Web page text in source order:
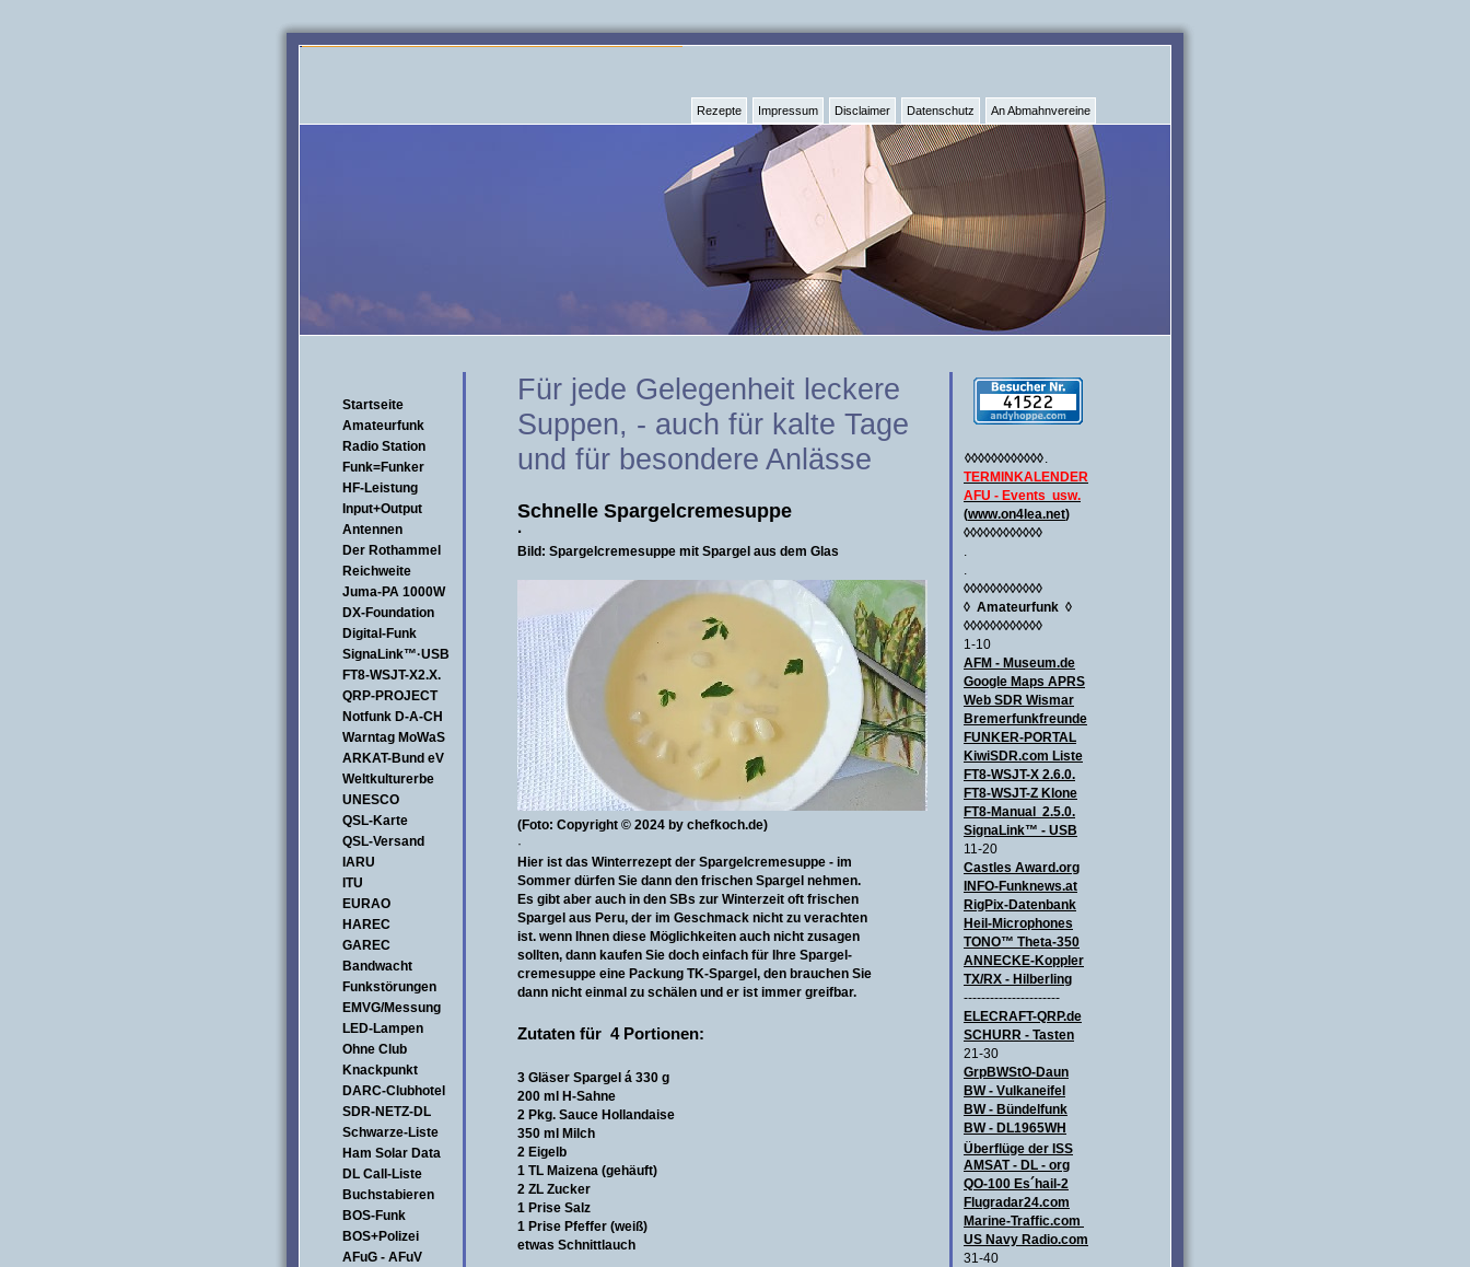
Rezepte Impressum Disclaimer Datenschutz An Abmahnvereine
Startseite
Amateurfunk
Radio Station
Funk=Funker
HF-Leistung
Input+Output
Antennen
Der Rothammel
Reichweite
Juma-PA 1000W
DX-Foundation
Digital-Funk
SignaLink™·USB
FT8-WSJT-X2.X.
QRP-PROJECT
Notfunk D-A-CH
Warntag MoWaS
ARKAT-Bund eV
Weltkulturerbe
UNESCO
QSL-Karte
QSL-Versand
IARU
ITU
EURAO
HAREC
GAREC
Bandwacht
Funkstörungen
EMVG/Messung
LED-Lampen
Ohne Club
Knackpunkt
DARC-Clubhotel
SDR-NETZ-DL
Schwarze-Liste
Ham Solar Data
DL Call-Liste
Buchstabieren
BOS-Funk
BOS+Polizei
AFuG - AFuV
◊◊◊◊◊◊◊◊◊◊◊◊.
TERMINKALENDER
AFU - Events usw.
(www.on4lea.net)
◊◊◊◊◊◊◊◊◊◊◊◊
.
.
◊◊◊◊◊◊◊◊◊◊◊◊
◊ Amateurfunk ◊
◊◊◊◊◊◊◊◊◊◊◊◊
1-10
AFM - Museum.de
Google Maps APRS
Web SDR Wismar
Bremerfunkfreunde
FUNKER-PORTAL
KiwiSDR.com Liste
FT8-WSJT-X 2.6.0.
FT8-WSJT-Z Klone
FT8-Manual 2.5.0.
SignaLink™ - USB
11-20
Castles Award.org
INFO-Funknews.at
RigPix-Datenbank
Heil-Microphones
TONO™ Theta-350
ANNECKE-Koppler
TX/RX - Hilberling
----------------------
ELECRAFT-QRP.de
SCHURR - Tasten
21-30
GrpBWStO-Daun
BW - Vulkaneifel
BW- Bündelfunk
BW - DL1965WH
Überflüge der ISS
AMSAT - DL - org
QO-100 Es´hail-2
Flugradar24.com
Marine-Traffic.com
US Navy Radio.com
31-40
Für jede Gelegenheit leckere
Suppen, - auch für kalte Tage
und für besondere Anlässe
Schnelle Spargelcremesuppe
·
Bild: Spargelcremesuppe mit Spargel aus dem Glas
(Foto: Copyright © 2024 by chefkoch.de)
·
Hier ist das Winterrezept der Spargelcremesuppe - im
Sommer dürfen Sie dann den frischen Spargel nehmen.
Es gibt aber auch in den SBs zur Winterzeit oft frischen
Spargel aus Peru, der im Geschmack nicht zu verachten
ist. wenn Ihnen diese Möglichkeiten auch nicht zusagen
sollten, dann kaufen Sie doch einfach für Ihre Spargel-
cremesuppe eine Packung TK-Spargel, den brauchen Sie
dann nicht einmal zu schälen und er ist immer greifbar.
Zutaten für 4 Portionen:
3 Gläser Spargel á 330 g
200 ml H-Sahne
2 Pkg. Sauce Hollandaise
350 ml Milch
2 Eigelb
1 TL Maizena (gehäuft)
2 ZL Zucker
1 Prise Salz
1 Prise Pfeffer (weiß)
etwas Schnittlauch